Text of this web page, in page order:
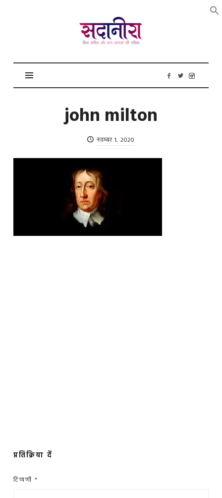
सदानीरा
john milton
नवम्बर 1, 2020
प्रतिक्रिया दें
टिप्पणी *